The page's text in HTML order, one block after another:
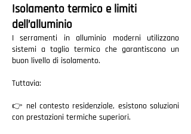
Isolamento termico e limiti
dell’alluminio
I serramenti in alluminio moderni utilizzano
sistemi a taglio termico che garantiscono un
buon livello di isolamento.
Tuttavia:
👉 nel contesto residenziale, esistono soluzioni
con prestazioni termiche superiori.